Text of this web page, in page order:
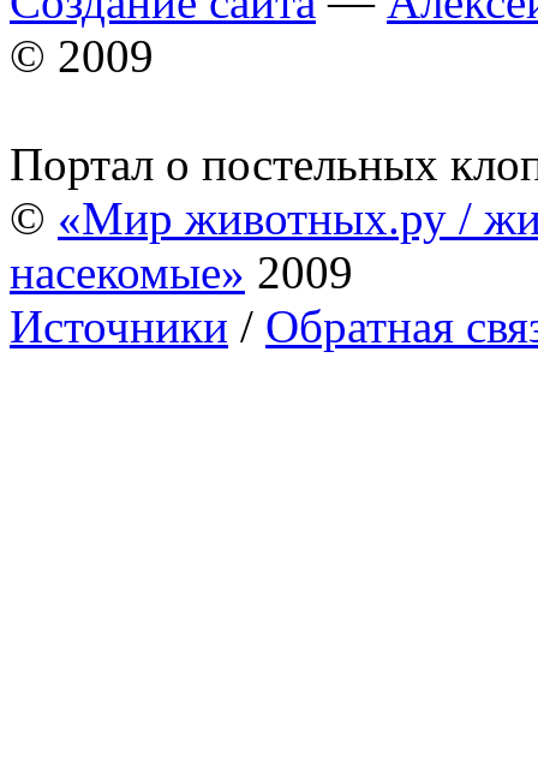
© 2009
Портал о постельных
© «Мир животных.ру /
насекомые» 2009
Источники / Обратная